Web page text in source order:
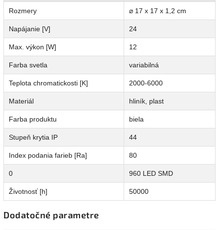
Rozmery ⌀ 17 x 17 x 1,2 cm
Napájanie [V] 24
Max. výkon [W] 12
Farba svetla variabilná
Teplota chromatickosti [K] 2000-6000
Materiál hliník, plast
Farba produktu biela
Stupeň krytia IP 44
Index podania farieb [Ra] 80
0 960 LED SMD
Životnosť [h] 50000
Dodatočné parametre